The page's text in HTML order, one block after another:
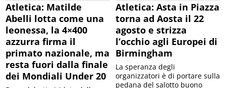
Atletica: Matilde
Abelli lotta come una
leonessa, la 4×400
azzurra firma il
primato nazionale, ma
resta fuori dalla finale
dei Mondiali Under 20
Atletica: Asta in Piazza
torna ad Aosta il 22
agosto e strizza
l’occhio agli Europei di
Birmingham
La speranza degli
organizzatori è di portare sulla
pedana del salotto buono